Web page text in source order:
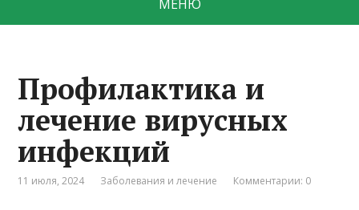
МЕНЮ
Профилактика и
лечение вирусных
инфекций
11 июля, 2024 Заболевания и лечение Комментарии: 0